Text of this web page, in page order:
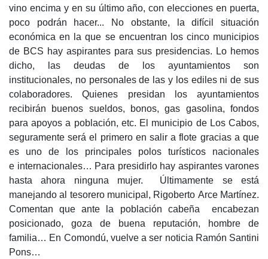
vino encima y en su último año, con elecciones en puerta,
poco podrán hacer... No obstante, la difícil situación
económica en la que se encuentran los cinco municipios
de BCS hay aspirantes para sus presidencias. Lo hemos
dicho, las deudas de los ayuntamientos son
institucionales, no personales de las y los ediles ni de sus
colaboradores. Quienes presidan los ayuntamientos
recibirán buenos sueldos, bonos, gas gasolina, fondos
para apoyos a población, etc. El municipio de Los Cabos,
seguramente será el primero en salir a flote gracias a que
es uno de los principales polos turísticos nacionales
e internacionales… Para presidirlo hay aspirantes varones
hasta ahora ninguna mujer. Últimamente se está
manejando al tesorero municipal, Rigoberto Arce Martínez.
Comentan que ante la población cabeña encabezan
posicionado, goza de buena reputación, hombre de
familia… En Comondú, vuelve a ser noticia Ramón Santini
Pons…